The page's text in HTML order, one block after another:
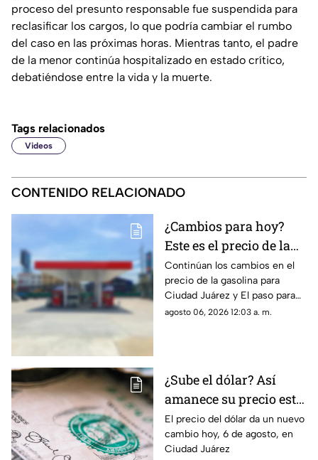
proceso del presunto responsable fue suspendida para
reclasificar los cargos, lo que podría cambiar el rumbo
del caso en las próximas horas. Mientras tanto, el padre
de la menor continúa hospitalizado en estado crítico,
debatiéndose entre la vida y la muerte.
Tags relacionados
Videos
CONTENIDO RELACIONADO
¿Cambios para hoy?
Este es el precio de la
gasolina para Ciudad
Juárez y El Paso
Continúan los cambios en el
precio de la gasolina para
Ciudad Juárez y El paso para
hoy, 6 de agosto
agosto 06, 2026 12:03 a. m.
¿Sube el dólar? Así
amanece su precio este
jueves en Ciudad
Juárez
El precio del dólar da un nuevo
cambio hoy, 6 de agosto, en
Ciudad Juárez